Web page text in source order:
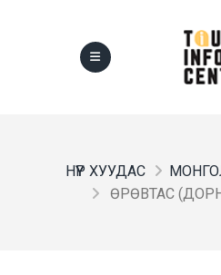
НҮҮР ХУУДАС
ӨРӨВТАС